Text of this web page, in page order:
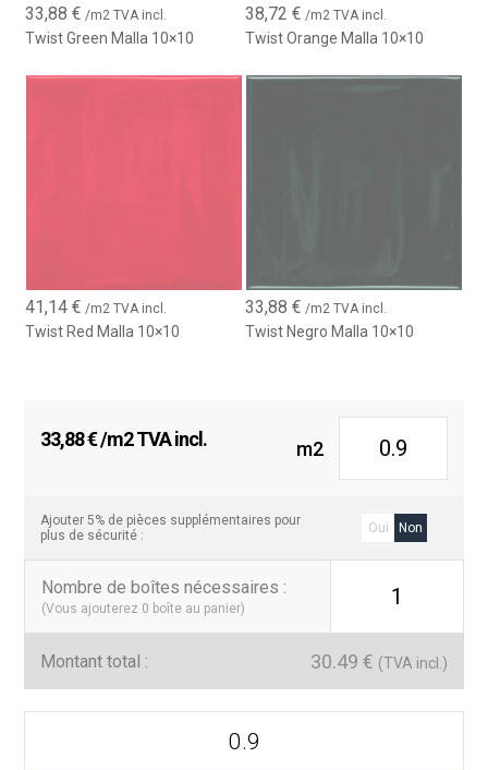
seulement une solution esthétique exceptionnelle, mais garantit
également sécurité et confort. Grâce à sa polyvalence, il
s’adapte à une large gamme de projets, tant résidentiels que
commerciaux.
33,88€ /m2 TVA incl.
Twist Green Malla 10×10
38,72 € /m2 TVA incl.
Twist Orange Malla 10×10
41,14€ /m2 TVA incl.
Twist Red Malla 10×10
33,88 € /m2 TVA incl.
Twist Negro Malla 10×10
33,88€/m2 TVA incl. m2
Ajouter 5% de pièces supplémentaires pour
plus de sécurité :
Oui Non
Nombre de boîtes nécessaires :
(Vous ajouterez 0 boîte au panier) 1
Montant total : 30.49 € (TVA incl.)